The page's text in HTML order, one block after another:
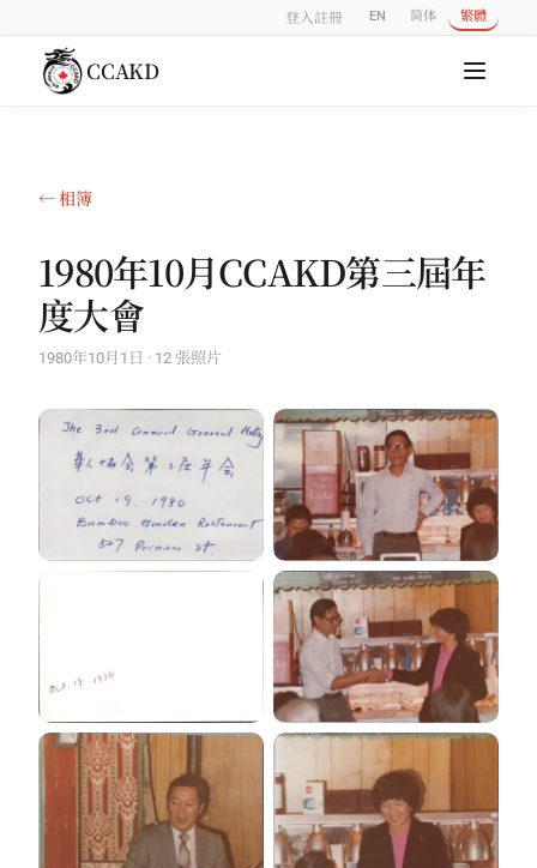
登入 註冊 EN 简体 繁體
CCAKD
← 相簿
1980年10月CCAKD第三屆年
度大會
1980年10月1日 · 12 張照片